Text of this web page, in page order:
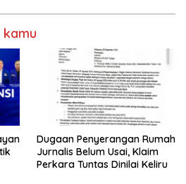
Dugaan Penyerangan Rumah
Jurnalis Belum Usai, Klaim
Perkara Tuntas Dinilai Keliru